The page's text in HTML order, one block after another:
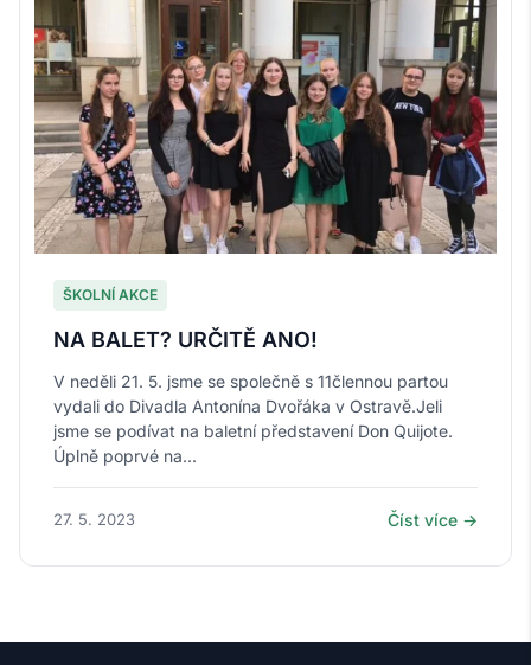
ŠKOLNÍ AKCE
NA BALET? URČITĚ ANO!
V neděli 21. 5. jsme se společně s 11člennou partou
vydali do Divadla Antonína Dvořáka v Ostravě.Jeli
jsme se podívat na baletní představení Don Quijote.
Úplně poprvé na...
27. 5. 2023 Číst více →